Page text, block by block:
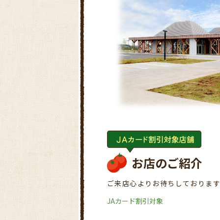
お店のご紹介
ご来店心よりお待ちしております
JAカード割引対象